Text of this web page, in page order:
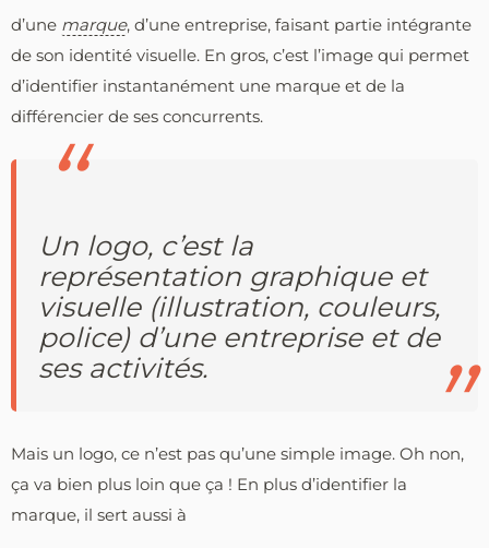
d’une marque, d’une entreprise, faisant partie intégrante
de son identité visuelle. En gros, c’est l’image qui permet
d’identifier instantanément une marque et de la
différencier de ses concurrents.
Un logo, c’est la
représentation graphique et
visuelle (illustration, couleurs,
police) d’une entreprise et de
ses activités.
Mais un logo, ce n’est pas qu’une simple image. Oh non,
ça va bien plus loin que ça ! En plus d’identifier la
marque, il sert aussi à